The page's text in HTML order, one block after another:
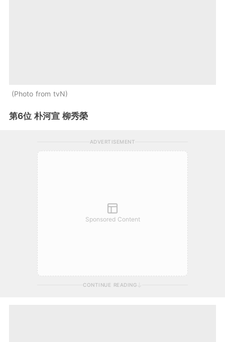
Photo from tvN
第6位 朴河宣 柳秀榮
ADVERTISEMENT
Sponsored Content
CONTINUE READING